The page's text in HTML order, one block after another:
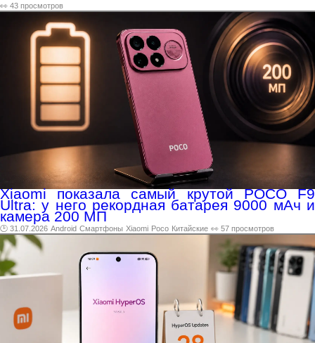
👀 43 просмотров
Xiaomi показала самый крутой POCO F9
Ultra: у него рекордная батарея 9000 мАч и
камера 200 МП
🕑 31.07.2026 Android Смартфоны Xiaomi Poco Китайские 👀 57 просмотров